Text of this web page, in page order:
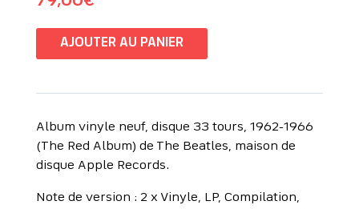
AJOUTER AU PANIER
Album vinyle neuf, disque 33 tours, 1962-1966
(The Red Album) de The Beatles, maison de
disque Apple Records.
Note de version : 2 x Vinyle, LP, Compilation,